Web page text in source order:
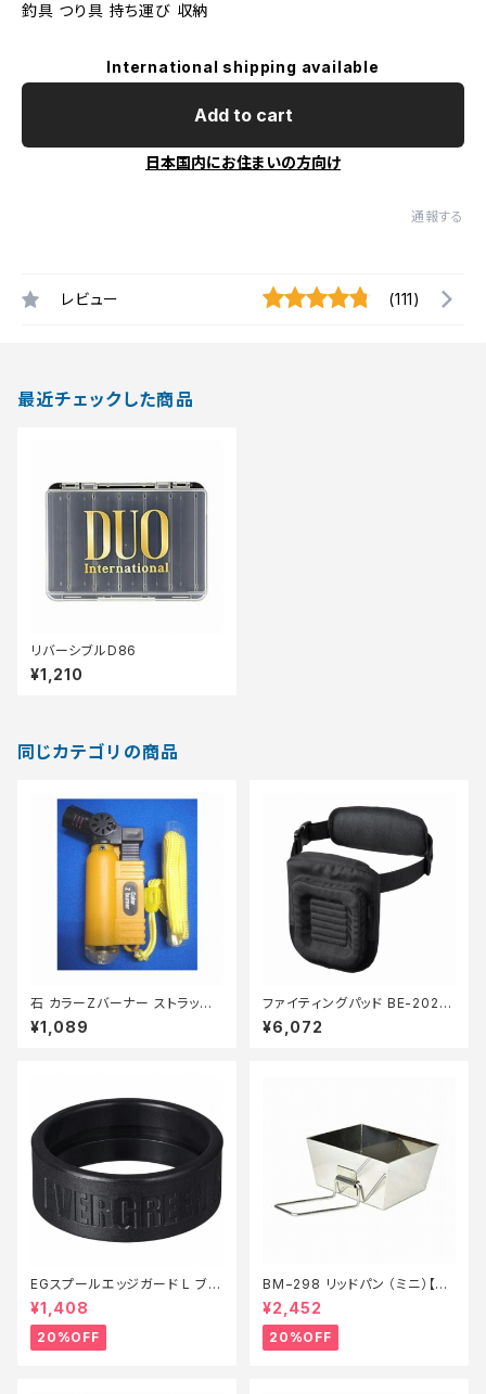
釣具 つり具 持ち運び 収納
International shipping available
Add to cart
日本国内にお住まいの方向け
通報する
レビュー (111)
最近チェックした商品
リバーシブルD86
¥1,210
同じカテゴリの商品
石 カラーZバーナー ストラップ
付 カラーランダム
¥1,089
ファイティングパッド BE-202X
黒
¥6,072
EGスプールエッジガード L ブラ
ック【特価装備】【20】
¥1,408
20%OFF
BM−298 リッドパン （ミニ）【特
価装備】【20】
¥2,452
20%OFF